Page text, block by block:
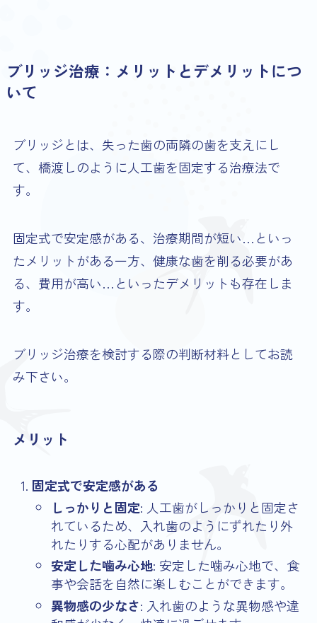
ブリッジ治療：メリットとデメリットにつ
いて
ブリッジとは、失った歯の両隣の歯を支えにし
て、橋渡しのように人工歯を固定する治療法で
す。
固定式で安定感がある、治療期間が短い…といっ
たメリットがある一方、健康な歯を削る必要があ
る、費用が高い…といったデメリットも存在しま
す。
ブリッジ治療を検討する際の判断材料としてお読
み下さい。
メリット
固定式で安定感がある
しっかりと固定: 人工歯がしっかりと固定さ
れているため、入れ歯のようにずれたり外
れたりする心配がありません。
安定した噛み心地: 安定した噛み心地で、食
事や会話を自然に楽しむことができます。
異物感の少なさ: 入れ歯のような異物感や違